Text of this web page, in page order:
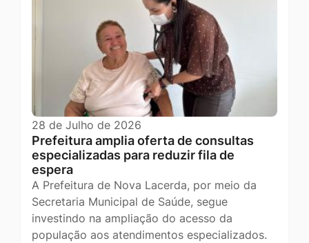
28 de Julho de 2026
Prefeitura amplia oferta de consultas
especializadas para reduzir fila de
espera
A Prefeitura de Nova Lacerda, por meio da
Secretaria Municipal de Saúde, segue
investindo na ampliação do acesso da
população aos atendimentos especializados.